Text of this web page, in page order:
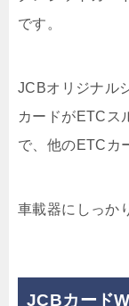
です。
JCBオリジナル
カードがETCス
で、他のETCカ
車載器にしっか
JCBカード